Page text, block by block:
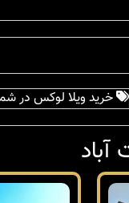
خرید ویلا لوکس در